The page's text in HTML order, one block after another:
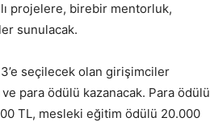
projelere, birebir mentorluk,
sunulacak.
3’e seçilecek olan girişimciler
para ödülü kazanacak. Para ödülü
TL, mesleki eğitim ödülü 20.000